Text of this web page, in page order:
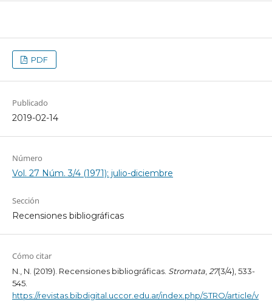
PDF
Publicado
2019-02-14
Número
Vol. 27 Núm. 3/4 (1971): julio-diciembre
Sección
Recensiones bibliográficas
Cómo citar
N., N. (2019). Recensiones bibliográficas. Stromata,27(3/4), 533-
545.
https://revistas.bibdigital.uccor.edu.ar/index.php/STRO/article/v